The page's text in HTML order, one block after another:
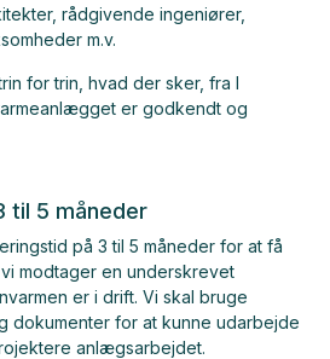
rådgivende ingeniører,
m.v.
for trin, hvad der sker, fra I
er godkendt og
til 5 måneder
på 3 til 5 måneder for at få
modtager en underskrevet
er i drift. Vi skal bruge
dokumenter for at kunne udarbejde
anlægsarbejdet.